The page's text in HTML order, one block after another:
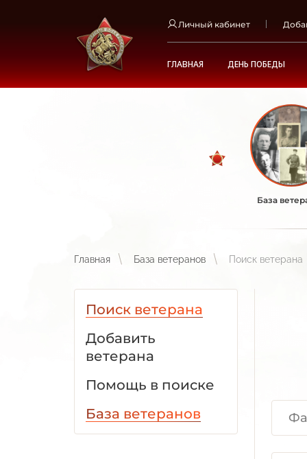
Личный кабинет
ГЛАВНАЯ ДЕНЬ ПОБЕДЫ
База
Главная База ветеранов Поиск ветерана
Поиск ветерана
Добавить
ветерана
Помощь в поиске
База ветеранов